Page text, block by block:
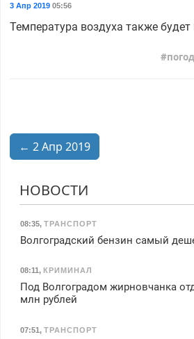
3 Апр 201905:56
Температура воздуха также
← 2 Апр 2019
НОВОСТИ
08:35, ТРАНСПОРТ
Волгоградский бензин самый
08:11 , КРИМИНАЛ
Под Волгоградом жирновчанка
млн рублей
07:51, ТРАНСПОРТ